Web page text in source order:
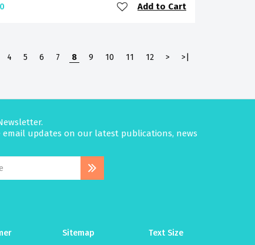
Add to Cart
4 5 6 7 8 9 10 11 12 > >|
email updates on our latest publications, news
Sitemap Text Size